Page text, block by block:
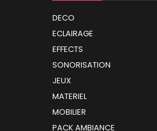
DECO
ECLAIRAGE
EFFECTS
SONORISATION
JEUX
MATERIEL
MOBILIER
PACK AMBIANCE